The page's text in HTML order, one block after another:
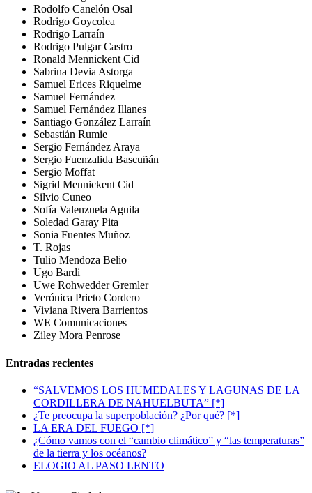
Rodolfo Canelón Osal
Rodrigo Goycolea
Rodrigo Larraín
Rodrigo Pulgar Castro
Ronald Mennickent Cid
Sabrina Devia Astorga
Samuel Erices Riquelme
Samuel Fernández
Samuel Fernández Illanes
Santiago González Larraín
Sebastián Rumie
Sergio Fernández Araya
Sergio Fuenzalida Bascuñán
Sergio Moffat
Sigrid Mennickent Cid
Silvio Cuneo
Sofía Valenzuela Aguila
Soledad Garay Pita
Sonia Fuentes Muñoz
T. Rojas
Tulio Mendoza Belio
Ugo Bardi
Uwe Rohwedder Gremler
Verónica Prieto Cordero
Viviana Rivera Barrientos
WE Comunicaciones
Ziley Mora Penrose
Entradas recientes
“SALVEMOS LOS HUMEDALES Y LAGUNAS DE LA
CORDILLERA DE NAHUELBUTA” [*]
¿Te preocupa la superpoblación? ¿Por qué? [*]
LA ERA DEL FUEGO [*]
¿Cómo vamos con el “cambio climático” y “las temperaturas”
de la tierra y los océanos?
ELOGIO AL PASO LENTO